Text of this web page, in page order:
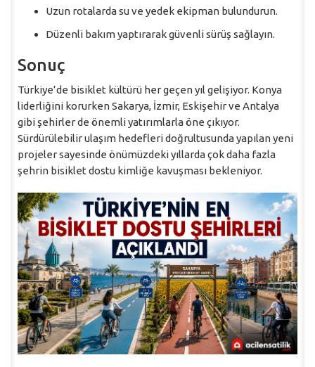
Uzun rotalarda su ve yedek ekipman bulundurun.
Düzenli bakım yaptırarak güvenli sürüş sağlayın.
Sonuç
Türkiye’de bisiklet kültürü her geçen yıl gelişiyor. Konya
liderliğini korurken Sakarya, İzmir, Eskişehir ve Antalya
gibi şehirler de önemli yatırımlarla öne çıkıyor.
Sürdürülebilir ulaşım hedefleri doğrultusunda yapılan yeni
projeler sayesinde önümüzdeki yıllarda çok daha fazla
şehrin bisiklet dostu kimliğe kavuşması bekleniyor.